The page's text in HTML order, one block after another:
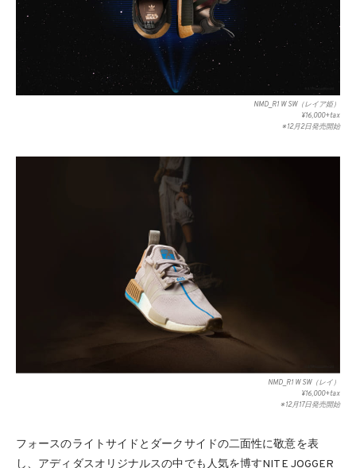
NMD_R1 W SW（レイア姫）
¥16,000+tax
※12月2日発売開始
NMD_R1 W SW（レイ）
¥16,000+tax
※12月17日発売開始
フォースのライトサイドとダークサイドの二面性に敬意を表
し、アディダスオリジナルスの中でも人気を博すNITE JOGGER